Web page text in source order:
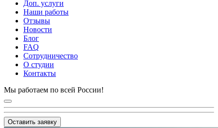
Доп. услуги
Наши работы
Отзывы
Новости
Блог
FAQ
Сотрудничество
О студии
Контакты
Мы работаем по всей России!
Оставить заявку